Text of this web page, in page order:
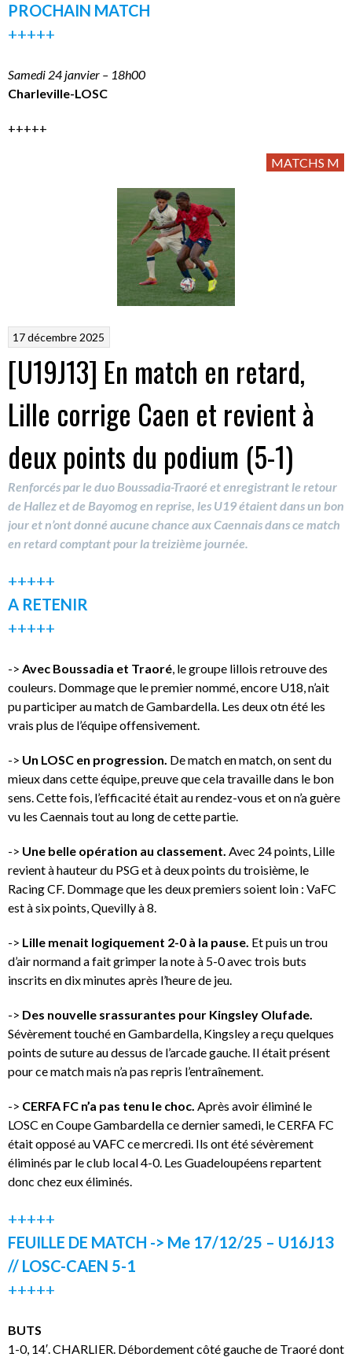
PROCHAIN MATCH
+++++
Samedi 24 janvier – 18h00
Charleville-LOSC
+++++
MATCHS M
17 décembre 2025
[U19J13] En match en retard,
Lille corrige Caen et revient à
deux points du podium (5-1)
Renforcés par le duo Boussadia-Traoré et enregistrant le retour
de Hallez et de Bayomog en reprise, les U19 étaient dans un bon
jour et n’ont donné aucune chance aux Caennais dans ce match
en retard comptant pour la treizième journée.
+++++
A RETENIR
+++++
-> Avec Boussadia et Traoré , le groupe lillois retrouve des
couleurs. Dommage que le premier nommé, encore U18, n’ait
pu participer au match de Gambardella. Les deux otn été les
vrais plus de l’équipe offensivement.
-> Un LOSC en progression. De match en match, on sent du
mieux dans cette équipe, preuve que cela travaille dans le bon
sens. Cette fois, l’efficacité était au rendez-vous et on n’a guère
vu les Caennais tout au long de cette partie.
-> Une belle opération au classement. Avec 24 points, Lille
revient à hauteur du PSG et à deux points du troisième, le
Racing CF. Dommage que les deux premiers soient loin : VaFC
est à six points, Quevilly à 8.
-> Lille menait logiquement 2-0 à la pause. Et puis un trou
d’air normand a fait grimper la note à 5-0 avec trois buts
inscrits en dix minutes après l’heure de jeu.
-> Des nouvelle srassurantes pour Kingsley Olufade.
Sévèrement touché en Gambardella, Kingsley a reçu quelques
points de suture au dessus de l’arcade gauche. Il était présent
pour ce match mais n’a pas repris l’entraînement.
-> CERFA FC n’a pas tenu le choc. Après avoir éliminé le
LOSC en Coupe Gambardella ce dernier samedi, le CERFA FC
était opposé au VAFC ce mercredi. Ils ont été sévèrement
éliminés par le club local 4-0. Les Guadeloupéens repartent
donc chez eux éliminés.
+++++
FEUILLE DE MATCH -> Me 17/12/25 – U16J13
// LOSC-CAEN 5-1
+++++
BUTS
1-0, 14′. CHARLIER. Débordement côté gauche de Traoré dont